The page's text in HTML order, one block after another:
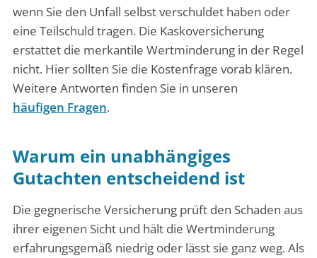
wenn Sie den Unfall selbst verschuldet haben oder
eine Teilschuld tragen. Die Kaskoversicherung
erstattet die merkantile Wertminderung in der Regel
nicht. Hier sollten Sie die Kostenfrage vorab klären.
Weitere Antworten finden Sie in unseren
häufigen Fragen.
Warum ein unabhängiges
Gutachten entscheidend ist
Die gegnerische Versicherung prüft den Schaden aus
ihrer eigenen Sicht und hält die Wertminderung
erfahrungsgemäß niedrig oder lässt sie ganz weg. Als